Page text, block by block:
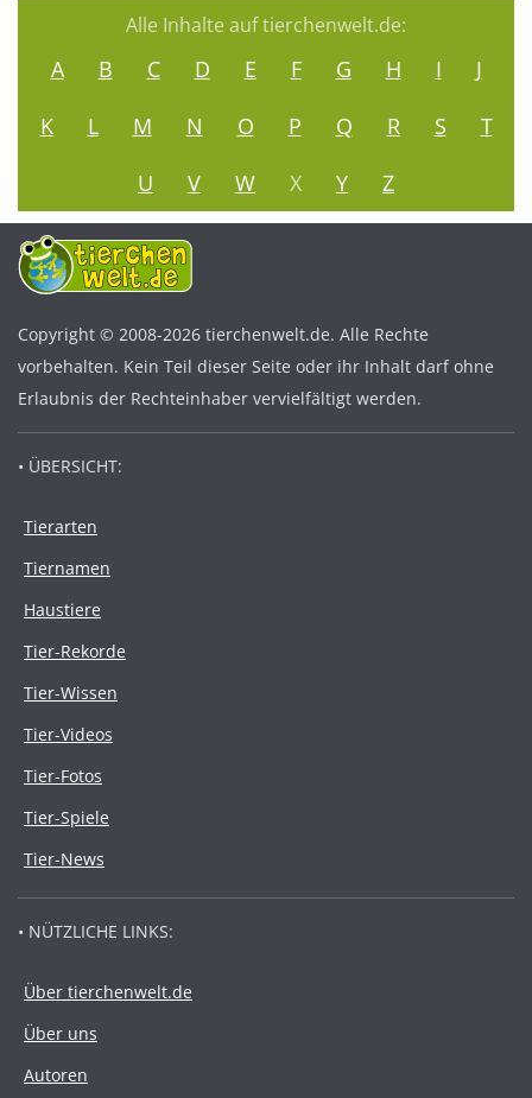
Alle Inhalte auf tierchenwelt.de:
A B C D E F G H I
J
K
L M N O P Q R S
T
U
V W X Y Z
Copyright © 2008-2026 tierchenwelt.de. Alle Rechte
vorbehalten. Kein Teil dieser Seite oder ihr Inhalt darf ohne
Erlaubnis der Rechteinhaber vervielfältigt werden.
• ÜBERSICHT:
Tierarten
Tiernamen
Haustiere
Tier-Rekorde
Tier-Wissen
Tier-Videos
Tier-Fotos
Tier-Spiele
Tier-News
• NÜTZLICHE LINKS:
Über tierchenwelt.de
Über uns
Autoren